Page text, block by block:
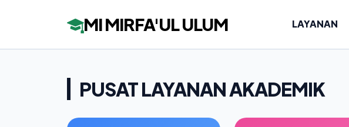
MI MIRFA'UL ULUM LAYANAN
PUSAT LAYANAN AKADEMIK